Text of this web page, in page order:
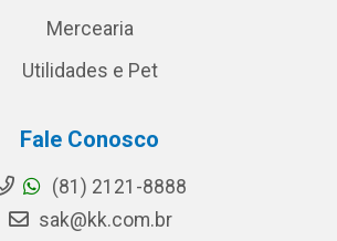
Mercearia
Utilidades e Pet
Fale Conosco
(81) 2121-8888
sak@kk.com.br